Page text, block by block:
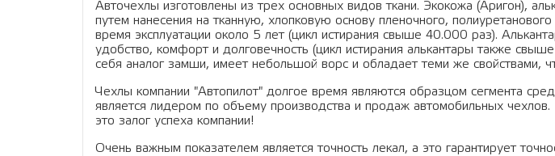
Авточехлы изготовлены из трех основных видов ткани. Экокожа (Аригон),
путем нанесения на тканную, хлопковую основу пленочного,
время эксплуатации около 5 лет (цикл истирания свыше 40.000 раз).
удобство, комфорт и долговечность (цикл истирания алькантары также
себя аналог замши, имеет небольшой ворс и обладает теми же свойствами,
Чехлы компании "Автопилот" долгое время являются образцом сегмента
является лидером по объему производства и продаж автомобильных
это залог успеха компании!
Очень важным показателем является точность лекал, а это гарантирует